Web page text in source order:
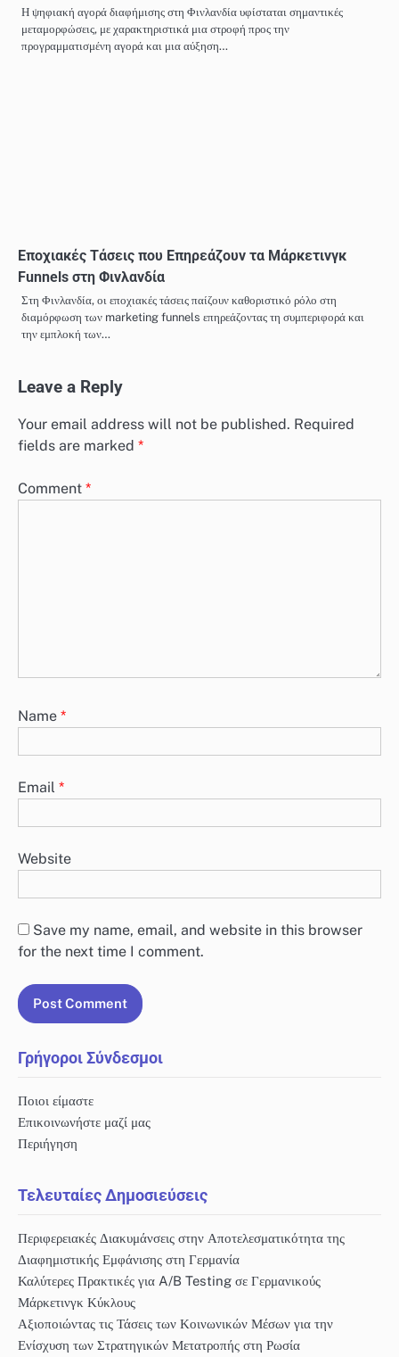
Η ψηφιακή αγορά διαφήμισης στη Φινλανδία υφίσταται σημαντικές
μεταμορφώσεις, με χαρακτηριστικά μια στροφή προς την
προγραμματισμένη αγορά και μια αύξηση…
Εποχιακές Τάσεις που Επηρεάζουν τα Μάρκετινγκ
Funnels στη Φινλανδία
Στη Φινλανδία, οι εποχιακές τάσεις παίζουν καθοριστικό ρόλο στη
διαμόρφωση των marketing funnels επηρεάζοντας τη συμπεριφορά και
την εμπλοκή των…
Leave a Reply
Your email address will not be published. Required
fields are marked *
Comment *
Name *
Email *
Website
Save my name, email, and website in this browser
for the next time I comment.
Γρήγοροι Σύνδεσμοι
Ποιοι είμαστε
Επικοινωνήστε μαζί μας
Περιήγηση
Τελευταίες Δημοσιεύσεις
Περιφερειακές Διακυμάνσεις στην Αποτελεσματικότητα της
Διαφημιστικής Εμφάνισης στη Γερμανία
Καλύτερες Πρακτικές για A/B Testing σε Γερμανικούς
Μάρκετινγκ Κύκλους
Αξιοποιώντας τις Τάσεις των Κοινωνικών Μέσων για την
Ενίσχυση των Στρατηγικών Μετατροπής στη Ρωσία